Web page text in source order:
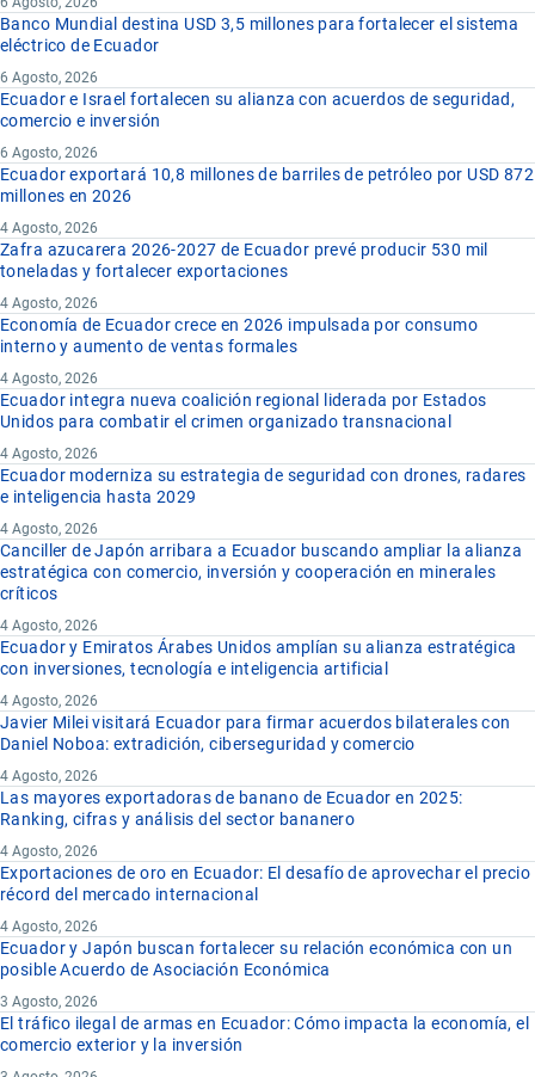
Banco Mundial destina USD 3,5 millones para fortalecer el sistema
eléctrico de Ecuador
6 Agosto, 2026
Ecuador e Israel fortalecen su alianza con acuerdos de seguridad,
comercio e inversión
6 Agosto, 2026
Ecuador exportará 10,8 millones de barriles de petróleo por USD 872
millones en 2026
4 Agosto, 2026
Zafra azucarera 2026-2027 de Ecuador prevé producir 530 mil
toneladas y fortalecer exportaciones
4 Agosto, 2026
Economía de Ecuador crece en 2026 impulsada por consumo
interno y aumento de ventas formales
4 Agosto, 2026
Ecuador integra nueva coalición regional liderada por Estados
Unidos para combatir el crimen organizado transnacional
4 Agosto, 2026
Ecuador moderniza su estrategia de seguridad con drones, radares
e inteligencia hasta 2029
4 Agosto, 2026
Canciller de Japón arribara a Ecuador buscando ampliar la alianza
estratégica con comercio, inversión y cooperación en minerales
críticos
4 Agosto, 2026
Ecuador y Emiratos Árabes Unidos amplían su alianza estratégica
con inversiones, tecnología e inteligencia artificial
4 Agosto, 2026
Javier Milei visitará Ecuador para firmar acuerdos bilaterales con
Daniel Noboa: extradición, ciberseguridad y comercio
4 Agosto, 2026
Las mayores exportadoras de banano de Ecuador en 2025:
Ranking, cifras y análisis del sector bananero
4 Agosto, 2026
Exportaciones de oro en Ecuador: El desafío de aprovechar el precio
récord del mercado internacional
4 Agosto, 2026
Ecuador y Japón buscan fortalecer su relación económica con un
posible Acuerdo de Asociación Económica
3 Agosto, 2026
El tráfico ilegal de armas en Ecuador: Cómo impacta la economía, el
comercio exterior y la inversión